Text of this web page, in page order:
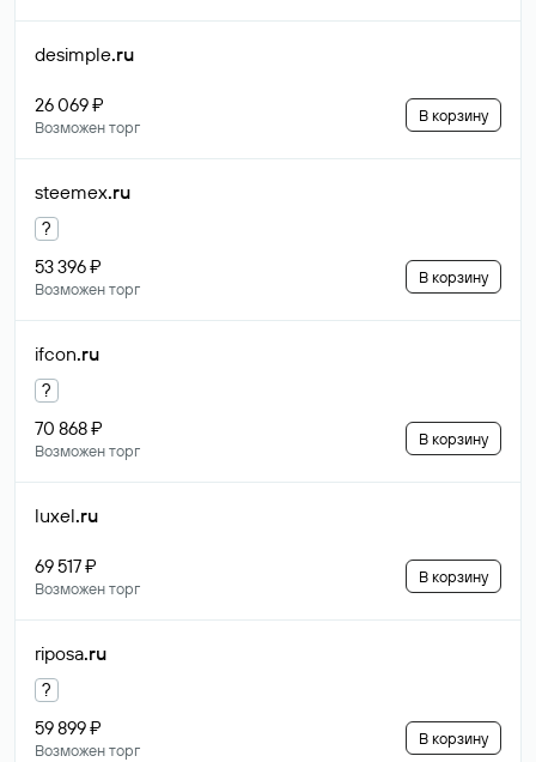
desimple.ru
26 069 ₽
Возможен торг
В корзину
steemex.ru
?
53 396 ₽
Возможен торг
В корзину
ifcon.ru
?
70 868 ₽
Возможен торг
В корзину
luxel.ru
69 517 ₽
Возможен торг
В корзину
riposa.ru
?
59 899 ₽
Возможен торг
В корзину